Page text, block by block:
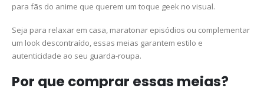
para fãs do anime que querem um toque geek no visual.
Seja para relaxar em casa, maratonar episódios ou complementar
um look descontraído, essas meias garantem estilo e
autenticidade ao seu guarda-roupa.
Por que comprar essas meias?